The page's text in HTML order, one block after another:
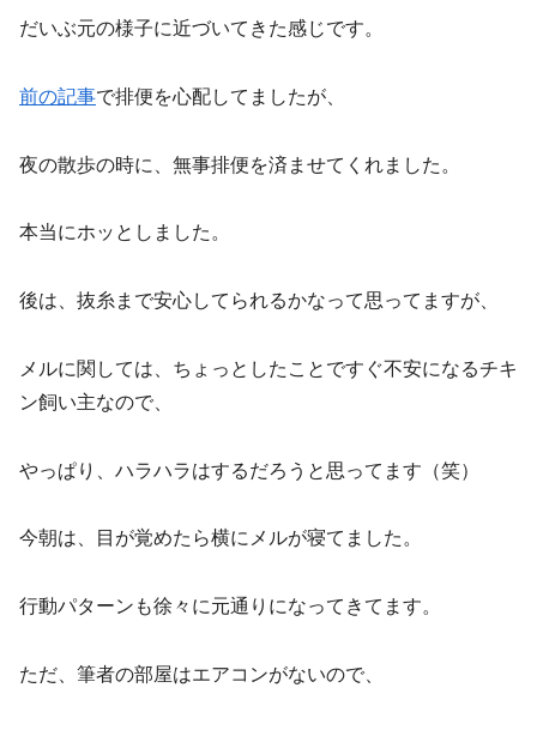
だいぶ元の様子に近づいてきた感じです。
前の記事で排便を心配してましたが、
夜の散歩の時に、無事排便を済ませてくれました。
本当にホッとしました。
後は、抜糸まで安心してられるかなって思ってますが、
メルに関しては、ちょっとしたことですぐ不安になるチキ
ン飼い主なので、
やっぱり、ハラハラはするだろうと思ってます（笑）
今朝は、目が覚めたら横にメルが寝てました。
行動パターンも徐々に元通りになってきてます。
ただ、筆者の部屋はエアコンがないので、